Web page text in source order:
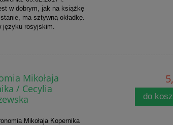
w dobrym, jak na książkę
ma sztywną okładkę.
języku rosyjskim.
Mikołaja
/ Cecylia
Mikołaja Kopernika
do